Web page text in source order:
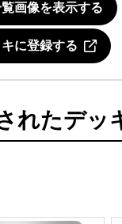
画像を表示する
に登録する
れたデッ